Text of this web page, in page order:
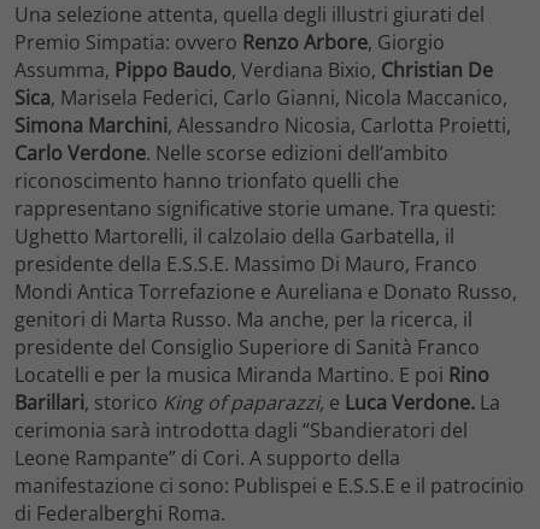
Una selezione attenta, quella degli illustri giurati del
Premio Simpatia: ovvero Renzo Arbore, Giorgio
Assumma, Pippo Baudo, Verdiana Bixio, Christian De
Sica, Marisela Federici, Carlo Gianni, Nicola Maccanico,
Simona Marchini, Alessandro Nicosia, Carlotta Proietti,
Carlo Verdone. Nelle scorse edizioni dell’ambito
riconoscimento hanno trionfato quelli che
rappresentano significative storie umane. Tra questi:
Ughetto Martorelli, il calzolaio della Garbatella, il
presidente della E.S.S.E. Massimo Di Mauro, Franco
Mondi Antica Torrefazione e Aureliana e Donato Russo,
genitori di Marta Russo. Ma anche, per la ricerca, il
presidente del Consiglio Superiore di Sanità Franco
Locatelli e per la musica Miranda Martino. E poi Rino
Barillari, storico King of paparazzi, e Luca Verdone. La
cerimonia sarà introdotta dagli “Sbandieratori del
Leone Rampante” di Cori. A supporto della
manifestazione ci sono: Publispei e E.S.S.E e il patrocinio
di Federalberghi Roma.